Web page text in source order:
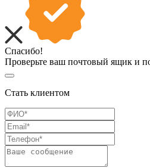
Спасибо!
Проверьте ваш почтовый ящик и
Стать клиентом